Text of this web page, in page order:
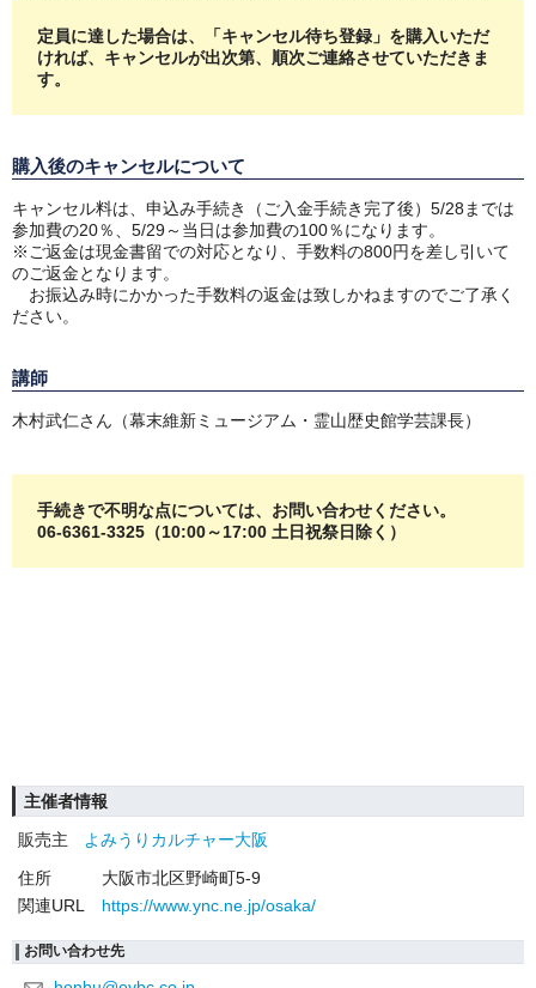
定員に達した場合は、「キャンセル待ち登録」を購入いただ
ければ、キャンセルが出次第、順次ご連絡させていただきま
す。
購入後のキャンセルについて
キャンセル料は、申込み手続き（ご入金手続き完了後）5/28までは
参加費の20％、5/29～当日は参加費の100％になります。
※ご返金は現金書留での対応となり、手数料の800円を差し引いて
のご返金となります。
お振込み時にかかった手数料の返金は致しかねますのでご了承く
ださい。
講師
木村武仁さん（幕末維新ミュージアム・霊山歴史館学芸課長）
手続きで不明な点については、お問い合わせください。
06-6361-3325（10:00～17:00 土日祝祭日 除く ）
主催者情報
販売主
よみうりカルチャー大阪
住所
大阪市北区野崎町5-9
関連URL
https://www.ync.ne.jp/osaka/
お問い合わせ先